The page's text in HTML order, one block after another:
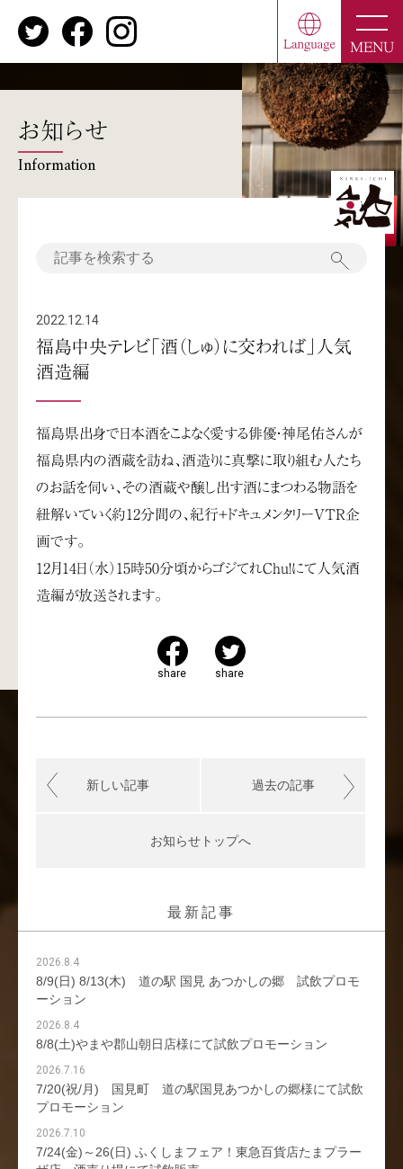
MENU
お知らせ
Information
2022.12.14
福島中央テレビ「酒（しゅ）に交われば」人気
酒造編
福島県出身で日本酒をこよなく愛する俳優・神尾佑さんが
福島県内の酒蔵を訪ね、酒造りに真撃に取り組む人たち
のお話を伺い、その酒蔵や醸し出す酒にまつわる物語を
紐解いていく約12分間の、紀行＋ドキュメンタリーVTR企
画です。
12月14日（水）15時50分頃からゴジてれChu!にて人気酒
造編が放送されます。
share share
新しい記事
お知らせトップへ
過去の記事
最新記事
2026.8.4
8/9(日) 8/13(木) 道の駅 国見 あつかしの郷 試飲プロモ
ーション
2026.8.4
8/8(土)やまや郡山朝日店様にて試飲プロモーション
2026.7.16
7/20(祝/月) 国見町 道の駅国見あつかしの郷様にて試飲
プロモーション
2026.7.10
7/24(金)～26(日) ふくしまフェア！東急百貨店たまプラー